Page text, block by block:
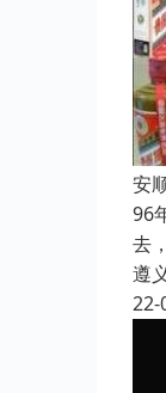
安
96
去
遵
22-